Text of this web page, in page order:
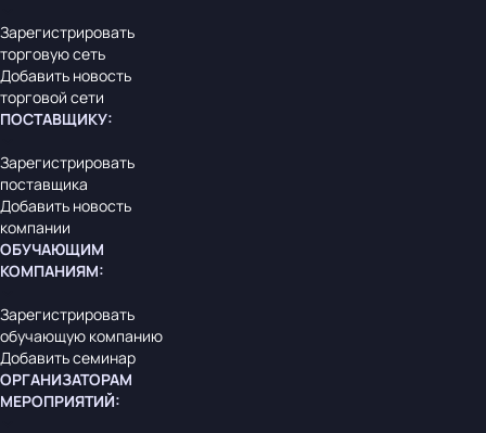
Зарегистрировать
торговую сеть
Добавить новость
торговой сети
ПОСТАВЩИКУ:
Зарегистрировать
поставщика
Добавить новость
компании
ОБУЧАЮЩИМ
КОМПАНИЯМ:
Зарегистрировать
обучающую компанию
Добавить семинар
ОРГАНИЗАТОРАМ
МЕРОПРИЯТИЙ: